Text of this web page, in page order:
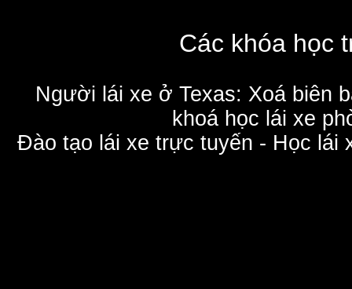
Các khóa học
Người lái xe ở Texas: Xoá biên
khoá học lái xe
Đào tạo lái xe trực tuyến - Học